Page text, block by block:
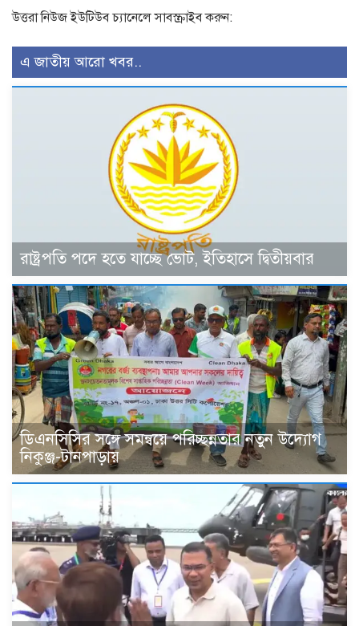
উত্তরা নিউজ ইউটিউব চ্যানেলে সাবস্ক্রাইব করুন:
এ জাতীয় আরো খবর..
রাষ্ট্রপতি পদে হতে যাচ্ছে ভোট, ইতিহাসে দ্বিতীয়বার
ডিএনসিসির সঙ্গে সমন্বয়ে পরিচ্ছন্নতার নতুন উদ্যোগ
নিকুঞ্জ-টানপাড়ায়